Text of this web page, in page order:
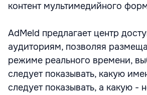
контент мультимедийного
AdMeld предлагает центр
аудиториям, позволяя
режиме реального времени,
следует показывать, какую
следует показывать, а какую -